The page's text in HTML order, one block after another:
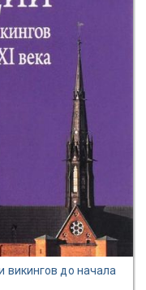
викингов до начала